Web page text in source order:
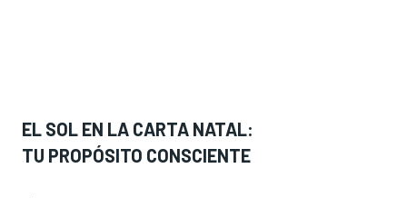
EL SOL EN LA CARTA NATAL:
TU PROPÓSITO CONSCIENTE